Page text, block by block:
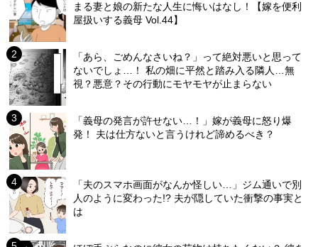
まる妻と娘の新たな人生に悔いはなし！【嫁を便利
屋扱いする義母 Vol.44】
「あら、ごめんなさいね？」って絶対悪いと思って
ないでしょ…！ 私の畑に平然と踏み入る隣人…無
視？悪意？その行動にモヤモヤが止まらない
「義母の発言が許せない…！」嫁が義母に怒り爆
発！ 夫は仕方ないと言うけれど諦めるべき？
「夫のスマホ画面がなんか怪しい…」ジム通いで別
人のように変わった!? 夫が隠していた衝撃の事実と
は